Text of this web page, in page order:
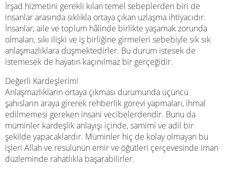
İrşad hizmetini gerekli kılan temel sebeplerden biri de
insanlar arasında sıklıkla ortaya çıkan uzlaşma ihtiyacıdır.
İnsanlar, aile ve toplum hâlinde birlikte yaşamak zorunda
olmaları, sıkı ilişki ve iş birliğine girmeleri sebebiyle sık sık
anlaşmazlıklara düşmektedirler. Bu durum istesek de
istemesek de hayatın kaçınılmaz bir gerçeğidir.
Değerli Kardeşlerim!
Anlaşmazlıkların ortaya çıkması durumunda üçüncü
şahısların araya girerek rehberlik görevi yapmaları, ihmal
edilmemesi gereken insani vecibelerdendir. Bunu da
müminler kardeşlik anlayışı içinde, samimi ve adil bir
şekilde yapacaklardır. Müminler hiç de kolay olmayan bu
işleri Allah ve resulünün emir ve öğütleri çerçevesinde iman
düzleminde rahatlıkla başarabilirler.